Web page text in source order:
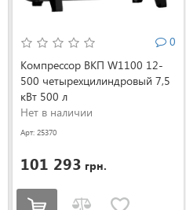
0
Компрессор ВКП W1100 12-
500 четырехцилиндровый 7,5
кВт 500 л
Нет в наличии
Арт: 25370
101 293 грн.